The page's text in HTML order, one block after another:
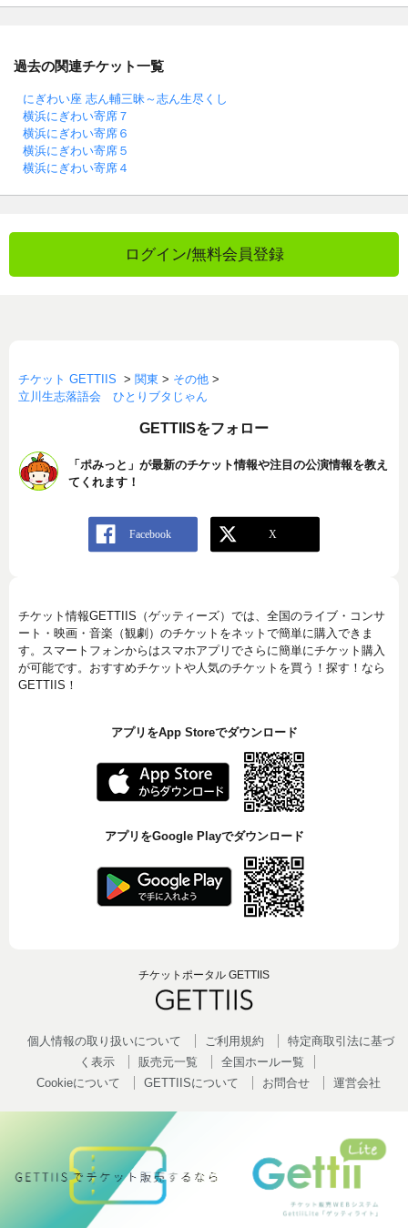
過去の関連チケット一覧
にぎわい座 志ん輔三昧～志ん生尽くし
横浜にぎわい寄席７
横浜にぎわい寄席６
横浜にぎわい寄席５
横浜にぎわい寄席４
ログイン/無料会員登録
チケット GETTIIS > 関東 > その他 >
立川生志落語会 ひとりブタじゃん
GETTIISをフォロー
「ポみっと」が最新のチケット情報や注目の公演情報を教え
てくれます！
チケット情報GETTIIS（ゲッティーズ）では、全国のライブ・コンサ
ート・映画・音楽（観劇）のチケットをネットで簡単に購入できま
す。スマートフォンからはスマホアプリでさらに簡単にチケット購入
が可能です。おすすめチケットや人気のチケットを買う！探す！なら
GETTIIS！
アプリをApp Storeでダウンロード
アプリをGoogle Playでダウンロード
チケットポータル GETTIIS
個人情報の取り扱いについて ご利用規約
特定商取引法に基づ
く表示
販売元一覧
全国ホールー覧
Cookieについて
GETTIISについて お問合せ 運営会社